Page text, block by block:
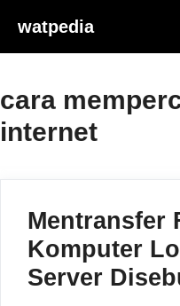
content
watpedia
cara
internet
Mentransfer
Komputer
Server